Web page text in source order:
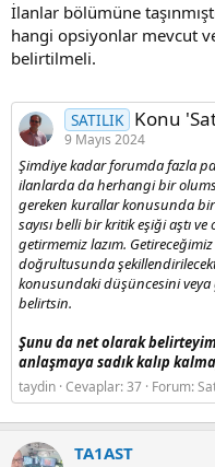
İlanlar bölümüne
hangi opsiyonlar mevcut
belirtilmeli.
SATILIK Konu
9 Mayıs 2024
Şimdiye kadar forumda fazla
ilanlarda da herhangi bir
gereken kurallar konusunda
sayısı belli bir kritik eşiği aştı
getirmemiz lazım.
doğrultusunda
konusundaki düşüncesini
belirtsin.
Şunu da net olarak
anlaşmaya sadık kalıp
taydin Cevaplar: 37 Forum:
TA1AST